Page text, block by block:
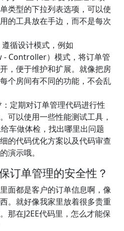
类型的下拉列表选项，可以使
的工具放在手边，而不是每次
循设计模式，例如
- Controller）模式，将订单管
，便于维护和扩展。就像把房
个房间有不同的功能，不会乱
定期对订单管理代码进行性
可以使用一些性能测试工具，
车做体检，找出哪里出问题
的代码优化方案以及代码审查
演示哦。
订单管理的安全性？
面都是客户的订单信息啊，像
。就好像我家里放着很多贵重
那在J2EE代码里，怎么才能保